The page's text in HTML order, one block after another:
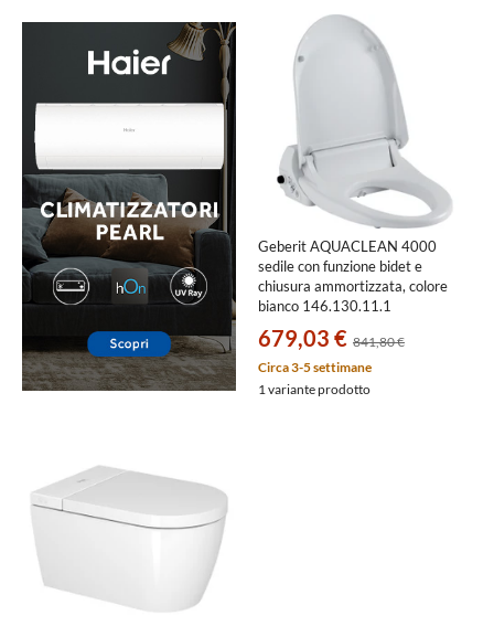
Geberit AQUACLEAN 4000
sedile con funzione bidet e
chiusura ammortizzata, colore
bianco 146.130.11.1
679,03 € 841,80 €
Circa 3-5 settimane
1 variante prodotto